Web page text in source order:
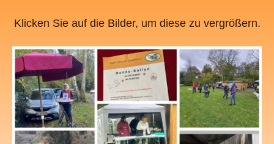
Klicken Sie auf die Bilder, um diese zu vergrößern.